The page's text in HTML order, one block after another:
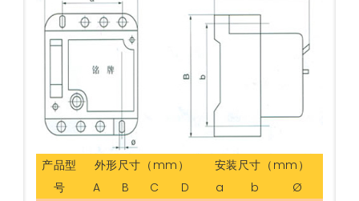
产品型
号
外形尺寸（mm）
安装尺寸（mm）
A
B C D a b
Ø